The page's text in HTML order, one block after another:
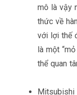
mô là vậy
thức về
với lợi thế
là một
thể quan
Mitsubishi